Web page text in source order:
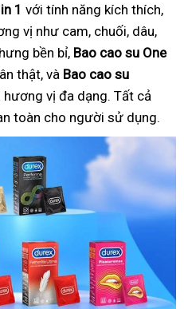
1 với tính năng kích thích,
vị như cam, chuối, dâu,
bền bỉ, Bao cao su One
thật, và Bao cao su
vị đa dạng. Tất cả
toàn cho người sử dụng.